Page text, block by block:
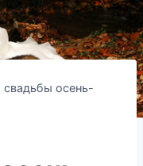
свадьбы осень-